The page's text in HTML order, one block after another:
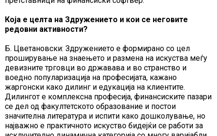
Која е целта на Здружението и кои се неговите
редовни активности?
Б. Цветановски: Здружението е формирано со цел
проширување на знаењето и размена на искуства меѓу
девизните трговци во државава и во странство и
воедно популаризација на професијата, кажано
жаргонски како дилинг и едукација на клиентите.
Дилингот е комплексна професија, финансиските пазари
се дел од факултетското образование и постои
значителна литература и испити како дошколување, но
најважно е практичното искуство бидејќи се работи за